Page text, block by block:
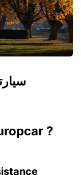
?